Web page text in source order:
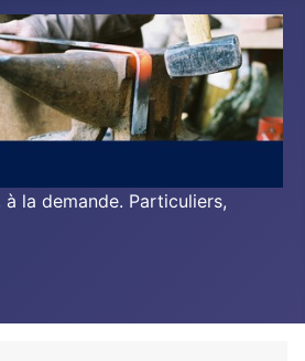
la demande. Particuliers,